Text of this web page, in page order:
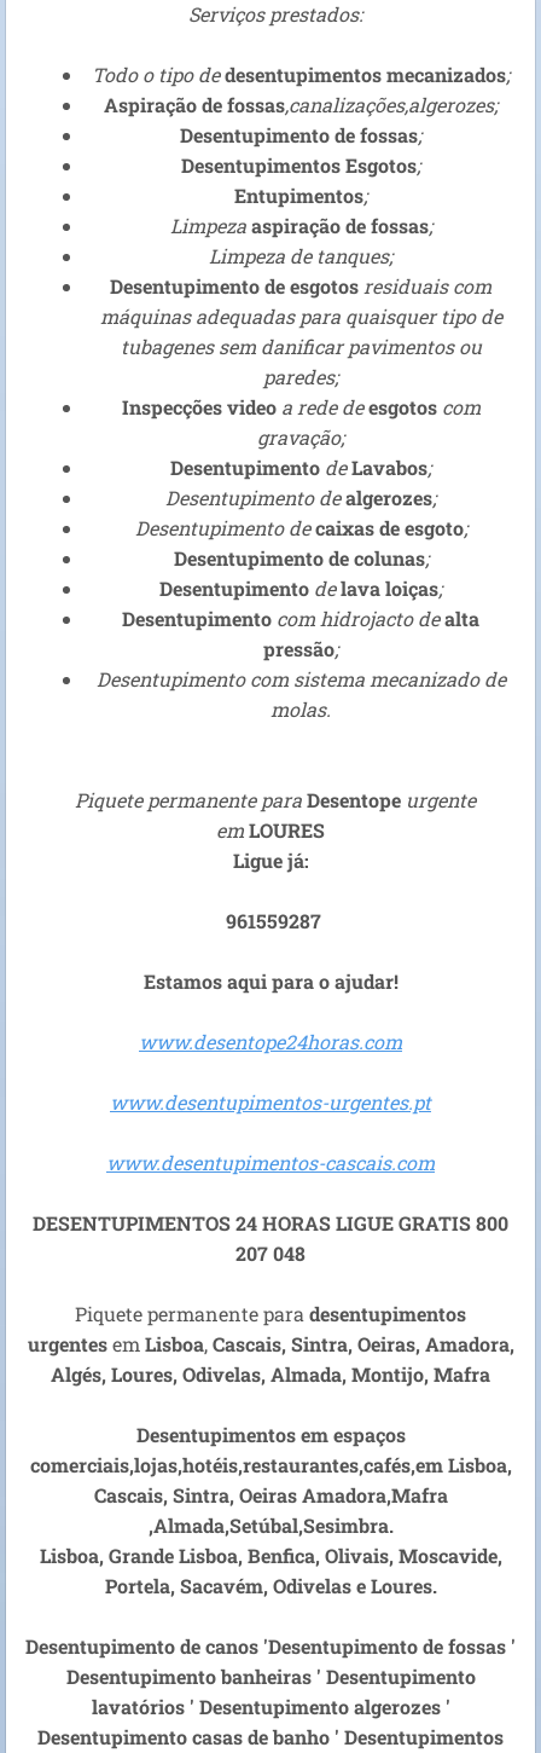
Serviços prestados:
Todo o tipo dedesentupimentos mecanizados;
Aspiração de fossas,canalizações,algerozes;
Desentupimento de fossas;
Desentupimentos Esgotos;
Entupimentos;
Limpezaaspiração de fossas;
Limpeza de tanques;
Desentupimento de esgotosresiduais com
máquinas adequadas para quaisquer tipo de
tubagenes sem danificar pavimentos ou
paredes;
Inspecções videoa rede deesgotoscom
gravação;
Desentupimento deLavabos;
Desentupimento dealgerozes;
Desentupimento decaixas de esgoto;
Desentupimento de colunas;
Desentupimento delava loiças;
Desentupimento com hidrojacto dealta
pressão;
Desentupimento com sistema mecanizado de
molas.
Piquete permanente paraDesentope urgente
emLOURES
Ligue já:
961559287
Estamos aqui para o ajudar!
www.desentope24horas.com
www.desentupimentos-urgentes.pt
www.desentupimentos-cascais.com
DESENTUPIMENTOS 24 HORAS LIGUE GRATIS 800
207 048
Piquete permanente paradesentupimentos
urgentesemLisboa,Cascais, Sintra, Oeiras, Amadora,
Algés, Loures, Odivelas, Almada, Montijo, Mafra
Desentupimentos em espaços
comerciais,lojas,hotéis,restaurantes,cafés,em Lisboa,
Cascais, Sintra, Oeiras Amadora,Mafra
,Almada,Setúbal,Sesimbra.
Lisboa, Grande Lisboa, Benfica, Olivais, Moscavide,
Portela, Sacavém, Odivelas e Loures.
Desentupimento de canos 'Desentupimento de fossas '
Desentupimento banheiras ' Desentupimento
lavatórios ' Desentupimento algerozes '
Desentupimento casas de banho ' Desentupimentos